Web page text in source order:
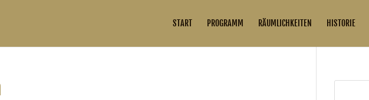
START PROGRAMM RÄUMLICHKEITEN HISTORIE